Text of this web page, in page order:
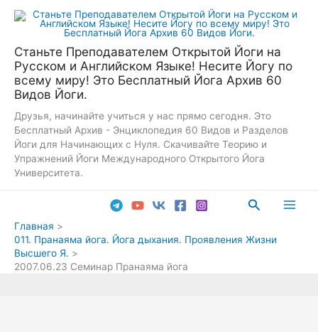
Перейти
Станьте Преподавателем Открытой Йоги на
Русском и Английском Языке! Несите Йогу по
всему миру! Это Бесплатный Йога Архив 60
Видов Йоги.
Друзья, начинайте учиться у нас прямо сегодня. Это
Бесплатный Архив - Энциклопедия 60 Видов и Разделов
Йоги для Начинающих с Нуля. Скачивайте Теорию и
Упражнений Йоги Международного Открытого Йога
Университета.
Поиск
Главная
011. Пранаяма йога. Йога дыхания. Проявления Жизни
Высшего Я.
2007.06.23 Семинар Пранаяма йога